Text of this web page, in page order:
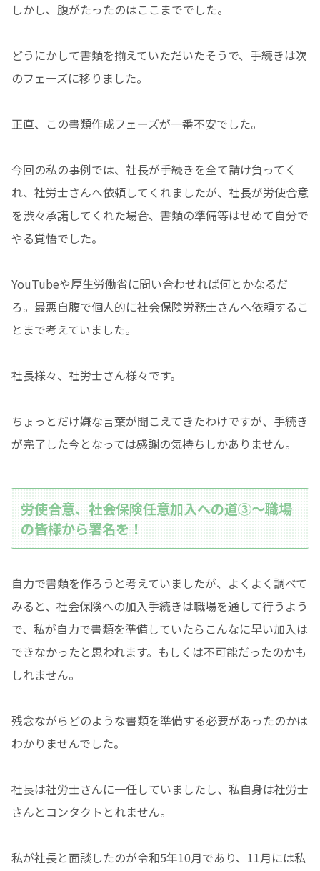
しかし、腹がたったのはここまででした。
どうにかして書類を揃えていただいたそうで、手続きは次
のフェーズに移りました。
正直、この書類作成フェーズが一番不安でした。
今回の私の事例では、社長が手続きを全て請け負ってく
れ、社労士さんへ依頼してくれましたが、社長が労使合意
を渋々承諾してくれた場合、書類の準備等はせめて自分で
やる覚悟でした。
YouTubeや厚生労働省に問い合わせれば何とかなるだ
ろ。最悪自腹で個人的に社会保険労務士さんへ依頼するこ
とまで考えていました。
社長様々、社労士さん様々です。
ちょっとだけ嫌な言葉が聞こえてきたわけですが、手続き
が完了した今となっては感謝の気持ちしかありません。
労使合意、社会保険任意加入への道③〜職場
の皆様から署名を！
自力で書類を作ろうと考えていましたが、よくよく調べて
みると、社会保険への加入手続きは職場を通して行うよう
で、私が自力で書類を準備していたらこんなに早い加入は
できなかったと思われます。もしくは不可能だったのかも
しれません。
残念ながらどのような書類を準備する必要があったのかは
わかりませんでした。
社長は社労士さんに一任していましたし、私自身は社労士
さんとコンタクトとれません。
私が社長と面談したのが令和5年10月であり、11月には私